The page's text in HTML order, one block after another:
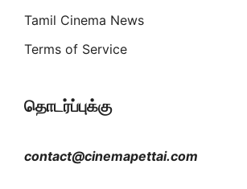
Tamil Cinema News
Terms of Service
தொடர்ப்புக்கு
contact@cinemapettai.com